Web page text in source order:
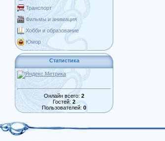
Транспорт
Фильмы и анимация
Хобби и образование
Юмор
Статистика
Онлайн всего: 2
Гостей: 2
Пользователей: 0